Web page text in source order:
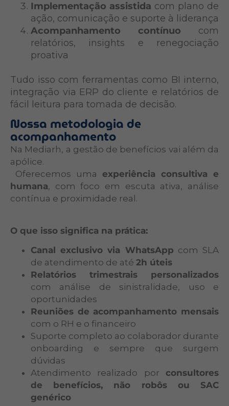
Na Mediarh, a gestão de benefícios vai além da
apólice.
Oferecemos uma experiência consultiva e
humana, com foco em escuta ativa, análise
contínua e proximidade real.
O que isso significa na prática:
Canal exclusivo via WhatsApp com SLA
de atendimento de até 2h úteis
Relatórios trimestrais personalizados
com análise de sinistralidade, uso e
oportunidades
Reuniões de acompanhamento mensais
com o RH e o financeiro
Suporte completo ao colaborador durante
onboarding e sempre que surgem
dúvidas
Atendimento realizado por consultores
de benefícios, não robôs ou SAC
genérico
Nossa metodologia de
acompanhamento
Implementação assistida com plano de
ação, comunicação e suporte à liderança
Acompanhamento contínuo com
relatórios, insights e renegociação
proativa
Tudo isso com ferramentas como BI interno,
integração via ERP do cliente e relatórios de
fácil leitura para tomada de decisão.